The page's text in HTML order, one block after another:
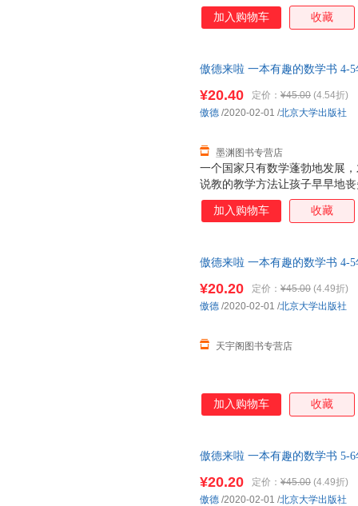
书以幽默有趣的漫画故事，消
乐，更给予他们知识与启示
用漫画形式呈现，必定有助于
趣。 ——数学科普作家 彭翕成
学习，尤其数学学习，是件苦
加入购物车 收藏
傲德来啦 一本有趣的数学书 4-
一个国家只有数学蓬勃地发展
说教的教学方法让孩子早早地
书以幽默有趣的漫画故事，消
乐，更给予他们知识与启示
用漫画形式呈现，必定有助于
趣。 ——数学科普作家 彭翕成
学习，尤其数学学习，是件苦
¥20.40 定价： ¥45.00 (4.54折)
墨渊图书专营店
傲德 /2020-02-01 /北京大学出版社
加入购物车 收藏
傲德来啦 一本有趣的数学书 4-
¥20.20 定价： ¥45.00 (4.49折)
天宇阁图书专营店
傲德 /2020-02-01 /北京大学出版社
加入购物车 收藏
傲德来啦 一本有趣的数学书 5-
¥20.20 定价： ¥45.00 (4.49折)
傲德 /2020-02-01 /北京大学出版社